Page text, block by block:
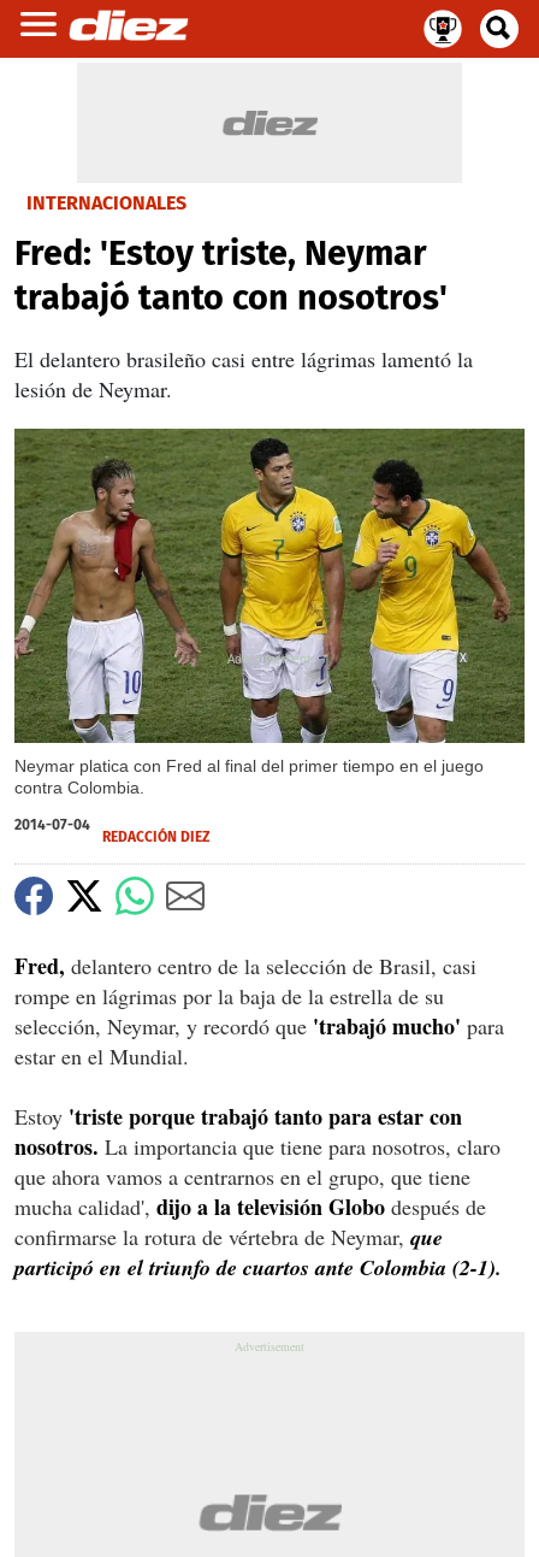
INTERNACIONALES
Fred: 'Estoy triste, Neymar
trabajó tanto con nosotros'
El delantero brasileño casi entre lágrimas lamentó la
lesión de Neymar.
Neymar platica con Fred al final del primer tiempo en el juego
contra Colombia.
X
2014-07-04
REDACCIÓN DIEZ
Fred, delantero centro de la selección de Brasil, casi
rompe en lágrimas por la baja de la estrella de su
selección, Neymar, y recordó que 'trabajó mucho' para
estar en el Mundial.
Estoy 'triste porque trabajó tanto para estar con
nosotros. La importancia que tiene para nosotros, claro
que ahora vamos a centrarnos en el grupo, que tiene
mucha calidad', dijo a la televisión Globo después de
confirmarse la rotura de vértebra de Neymar, que
participó en el triunfo de cuartos ante Colombia (2-1).